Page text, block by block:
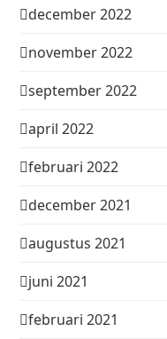
december 2022
november 2022
september 2022
april 2022
februari 2022
december 2021
augustus 2021
juni 2021
februari 2021